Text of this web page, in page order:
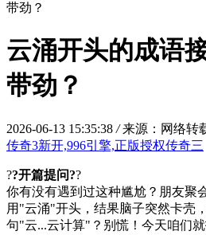
带劲？
云涌开头的成语
带劲？
2026-06-13 15:35:38 / 来源：网络转
传奇3新开,996引擎,正版授权传奇三
??开篇提问??
你有没有遇到过这种尴尬？朋友聚
用"云涌"开头，结果脑子突然卡壳
句"云...云计算"？别慌！今天咱们